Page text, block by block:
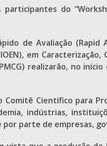
do
de Avaliação
em
realizarão, no
Científico para
indústrias,
parte de empresas,